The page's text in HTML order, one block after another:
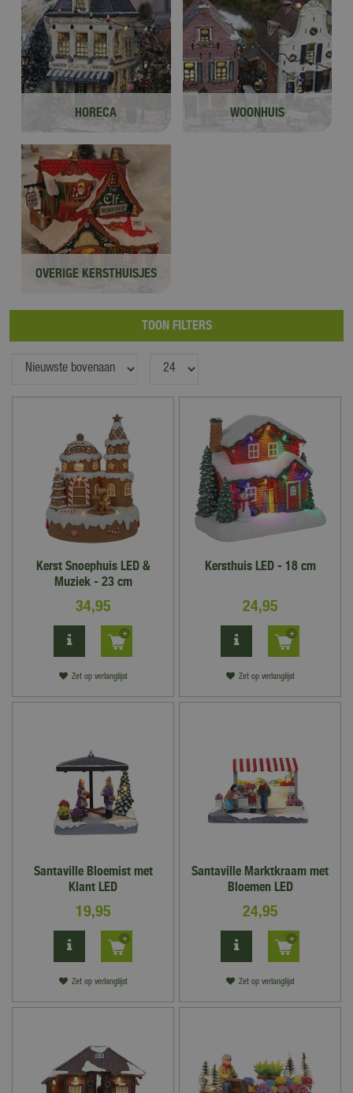
HORECA WOONHUIS
OVERIGE KERSTHUISJES
TOON FILTERS
Kerst Snoephuis LED &
Muziek - 23 cm
34,95
Zet op verlanglijst
Kersthuis LED - 18 cm
24,95
Zet op verlanglijst
Santaville Bloemist met
Klant LED
19,95
Zet op verlanglijst
Santaville Marktkraam met
Bloemen LED
24,95
Zet op verlanglijst